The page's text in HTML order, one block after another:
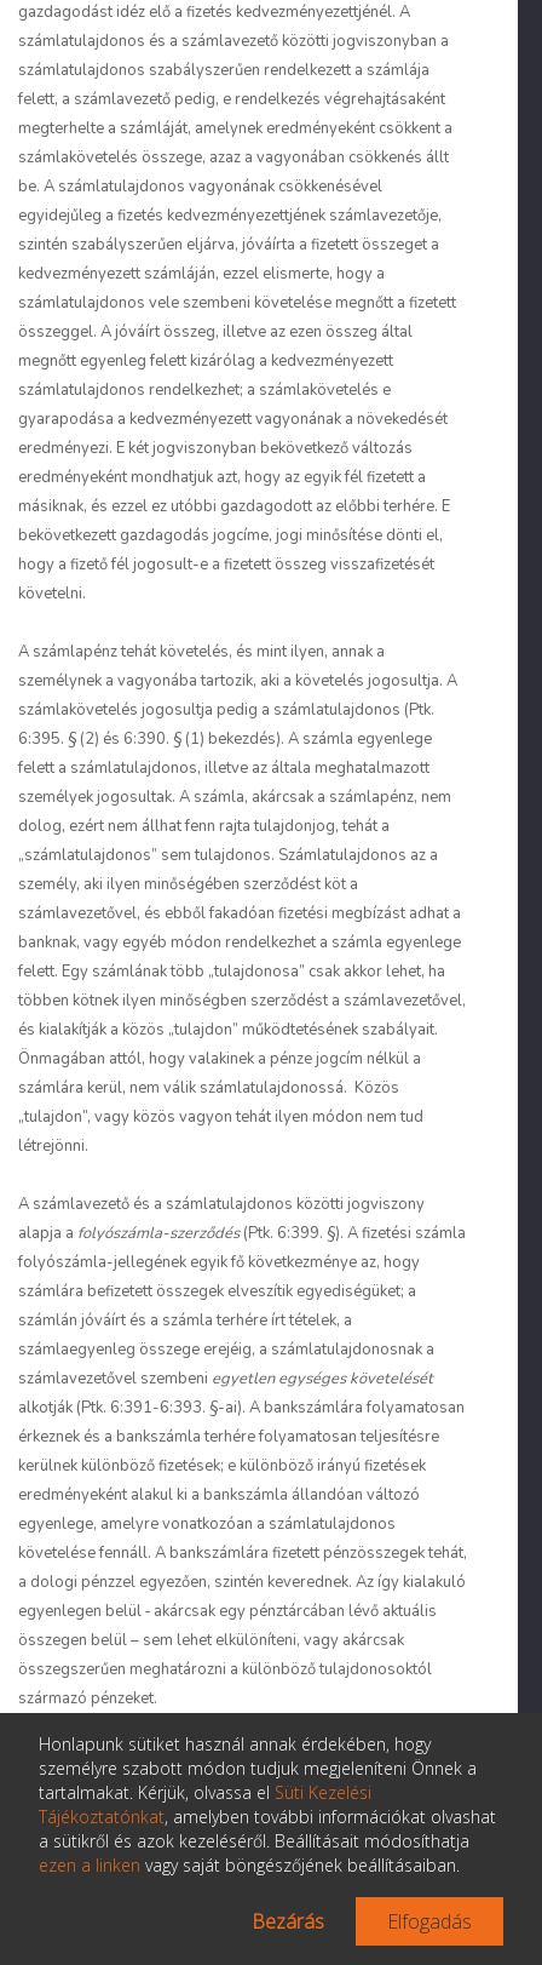
gazdagodást idéz elő a fizetés kedvezményezettjénél. A
számlatulajdonos és a számlavezető közötti jogviszonyban a
számlatulajdonos szabályszerűen rendelkezett a számlája
felett, a számlavezető pedig, e rendelkezés végrehajtásaként
megterhelte a számláját, amelynek eredményeként csökkent a
számlakövetelés összege, azaz a vagyonában csökkenés állt
be. A számlatulajdonos vagyonának csökkenésével
egyidejűleg a fizetés kedvezményezettjének számlavezetője,
szintén szabályszerűen eljárva, jóváírta a fizetett összeget a
kedvezményezett számláján, ezzel elismerte, hogy a
számlatulajdonos vele szembeni követelése megnőtt a fizetett
összeggel. A jóváírt összeg, illetve az ezen összeg által
megnőtt egyenleg felett kizárólag a kedvezményezett
számlatulajdonos rendelkezhet; a számlakövetelés e
gyarapodása a kedvezményezett vagyonának a növekedését
eredményezi. E két jogviszonyban bekövetkező változás
eredményeként mondhatjuk azt, hogy az egyik fél fizetett a
másiknak, és ezzel ez utóbbi gazdagodott az előbbi terhére. E
bekövetkezett gazdagodás jogcíme, jogi minősítése dönti el,
hogy a fizető fél jogosult-e a fizetett összeg visszafizetését
követelni.
A számlapénz tehát követelés, és mint ilyen, annak a
személynek a vagyonába tartozik, aki a követelés jogosultja. A
számlakövetelés jogosultja pedig a számlatulajdonos (Ptk.
6:395. § (2) és 6:390. § (1) bekezdés). A számla egyenlege
felett a számlatulajdonos, illetve az általa meghatalmazott
személyek jogosultak. A számla, akárcsak a számlapénz, nem
dolog, ezért nem állhat fenn rajta tulajdonjog, tehát a
„számlatulajdonos” sem tulajdonos. Számlatulajdonos az a
személy, aki ilyen minőségében szerződést köt a
számlavezetővel, és ebből fakadóan fizetési megbízást adhat a
banknak, vagy egyéb módon rendelkezhet a számla egyenlege
felett. Egy számlának több „tulajdonosa” csak akkor lehet, ha
többen kötnek ilyen minőségben szerződést a számlavezetővel,
és kialakítják a közös „tulajdon” működtetésének szabályait.
Önmagában attól, hogy valakinek a pénze jogcím nélkül a
számlára kerül, nem válik számlatulajdonossá. Közös
„tulajdon”, vagy közös vagyon tehát ilyen módon nem tud
létrejönni.
A számlavezető és a számlatulajdonos közötti jogviszony
alapja a folyószámla-szerződés(Ptk. 6:399. §). A fizetési számla
folyószámla-jellegének egyik fő következménye az, hogy
számlára befizetett összegek elveszítik egyediségüket; a
számlán jóváírt és a számla terhére írt tételek, a
számlaegyenleg összege erejéig, a számlatulajdonosnak a
számlavezetővel szembeni egyetlen egységes követelését
alkotják (Ptk. 6:391-6:393. §-ai). A bankszámlára folyamatosan
érkeznek és a bankszámla terhére folyamatosan teljesítésre
kerülnek különböző fizetések; e különböző irányú fizetések
eredményeként alakul ki a bankszámla állandóan változó
egyenlege, amelyre vonatkozóan a számlatulajdonos
követelése fennáll. A bankszámlára fizetett pénzösszegek tehát,
a dologi pénzzel egyezően, szintén keverednek. Az így kialakuló
egyenlegen belül ‑ akárcsak egy pénztárcában lévő aktuális
összegen belül – sem lehet elkülöníteni, vagy akárcsak
összegszerűen meghatározni a különböző tulajdonosoktól
származó pénzeket.
Mindez odavezet, hogy átutalás útján való fizetés esetén is
hasonló törvényszerűségek érvényesülnek, mint
készpénzfizetés esetén. Ez megfelel a gyakorlati
követelményeknek is. Az üzleti élet és a hétköznapi gyakorlat
számára egyaránt gondot okozna, ha az derülne ki, hogy a
fizetett összeg sorsa és a felek jogai érdemben eltérően
alakulnak, attól függően, hogy a fizetésre készpénz átadása
Honlapunk sütiket használ annak érdekében, hogy
személyre szabott módon tudjuk megjeleníteni Önnek a
tartalmakat. Kérjük, olvassa el Süti Kezelési
Tájékoztatónkat, amelyben további információkat olvashat
a sütikről és azok kezeléséről. Beállításait módosíthatja
ezen a linken vagy saját böngészőjének beállításaiban.
Bezárás Elfogadás